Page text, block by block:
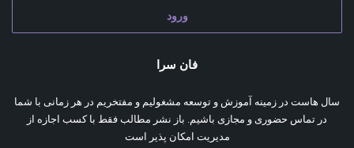
ورود
فان سرا
سال هاست در زمینه آموزش و توسعه مشغولیم و مفتخریم در هر زمانی با شما
در تماس حضوری و مجازی باشیم. باز نشر مطالب فقط با کسب اجازه از
مدیریت امکان پذیر است